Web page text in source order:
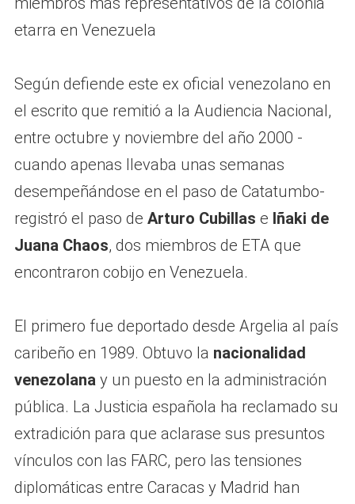
Según defiende este ex oficial venezolano en
el escrito que remitió a la Audiencia Nacional,
entre octubre y noviembre del año 2000 -
cuando apenas llevaba unas semanas
desempeñándose en el paso de Catatumbo-
registró el paso de Arturo Cubillas e Iñaki de
Juana Chaos, dos miembros de ETA que
encontraron cobijo en Venezuela.
El primero fue deportado desde Argelia al país
caribeño en 1989. Obtuvo la nacionalidad
venezolana y un puesto en la administración
pública. La Justicia española ha reclamado su
extradición para que aclarase sus presuntos
vínculos con las FARC, pero las tensiones
diplomáticas entre Caracas y Madrid han